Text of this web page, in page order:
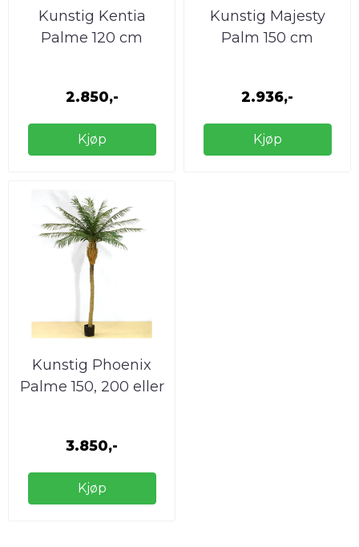
Kunstig Kentia
Palme 120 cm
2.850,-
Kjøp
Kunstig Majesty
Palm 150 cm
2.936,-
Kjøp
Kunstig Phoenix
Palme 150, 200 eller
3.850,-
Kjøp